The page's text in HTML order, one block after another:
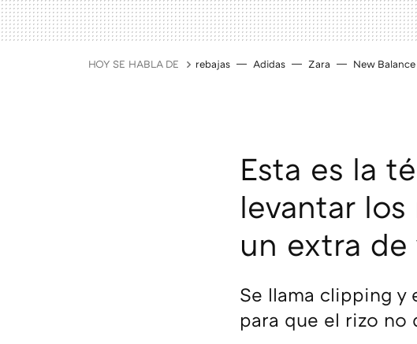
HOY SE HABLA DE rebajas Adidas Zara New Balance
Esta es la
levantar
un extra
Se llama clipping y
para que el rizo no